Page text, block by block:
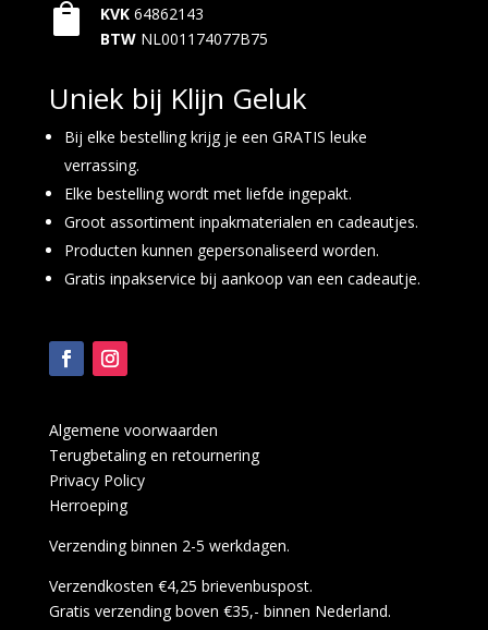
 KVK 64862143
BTW NL001174077B75
Uniek bij Klijn Geluk
Bij elke bestelling krijg je een GRATIS leuke
verrassing.
Elke bestelling wordt met liefde ingepakt.
Groot assortiment inpakmaterialen en cadeautjes.
Producten kunnen gepersonaliseerd worden.
Gratis inpakservice bij aankoop van een cadeautje.
Algemene voorwaarden
Terugbetaling en retournering
Privacy Policy
Herroeping
Verzending binnen 2-5 werkdagen.
Verzendkosten €4,25 brievenbuspost.
Gratis verzending boven €35,- binnen Nederland.